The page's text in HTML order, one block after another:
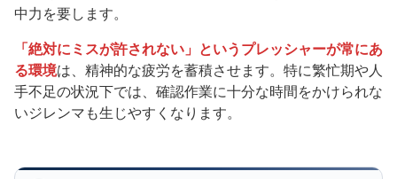
中力を要します。
「絶対にミスが許されない」というプレッシャーが常にあ
る環境は、精神的な疲労を蓄積させます。特に繁忙期や人
手不足の状況下では、確認作業に十分な時間をかけられな
いジレンマも生じやすくなります。